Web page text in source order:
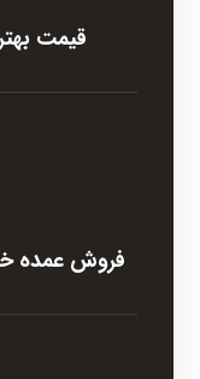
قیمت
فروش عمده